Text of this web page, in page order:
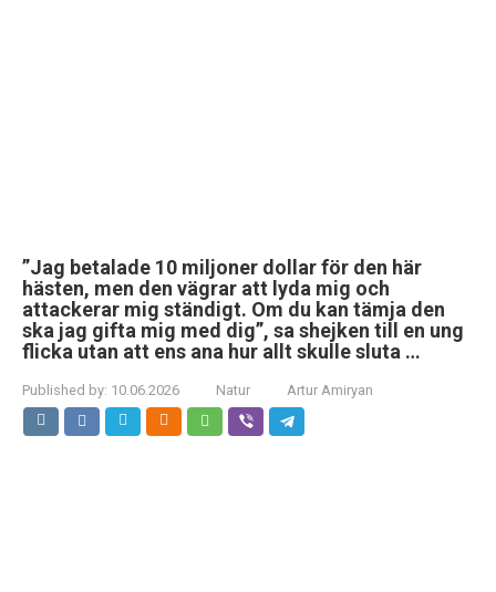
”Jag betalade 10 miljoner dollar för den här
hästen, men den vägrar att lyda mig och
attackerar mig ständigt. Om du kan tämja den
ska jag gifta mig med dig”, sa shejken till en ung
flicka utan att ens ana hur allt skulle sluta …
Published by: 10.06.2026 Natur Artur Amiryan